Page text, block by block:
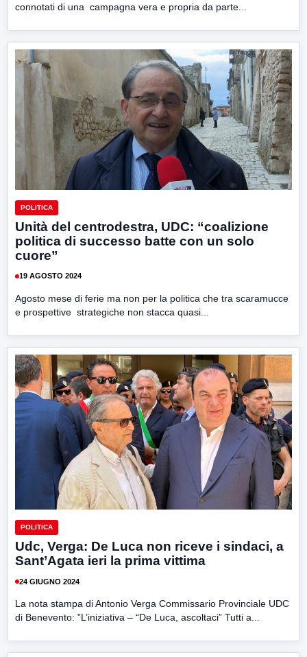
connotati di una campagna vera e propria da parte...
POLITICA
Unità del centrodestra, UDC: “coalizione
politica di successo batte con un solo
cuore”
19 AGOSTO 2024
Agosto mese di ferie ma non per la politica che tra scaramucce
e prospettive strategiche non stacca quasi...
POLITICA
Udc, Verga: De Luca non riceve i sindaci, a
Sant’Agata ieri la prima vittima
24 GIUGNO 2024
La nota stampa di Antonio Verga Commissario Provinciale UDC
di Benevento: ”L’iniziativa – “De Luca, ascoltaci” Tutti a...